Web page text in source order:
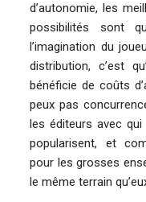
d’autonomie, les
possibilités sont
l’imagination du
distribution, c’est
bénéficie de coûts
peux pas
les éditeurs avec
popularisent, et
pour les grosses
le même terrain